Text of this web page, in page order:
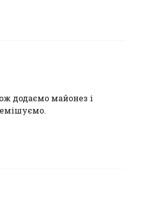
додаємо майонез і